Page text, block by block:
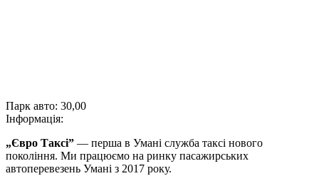
Парк авто: 30,00
Інформація:
„Євро Таксі” — перша в Умані служба таксі нового
покоління. Ми працюємо на ринку пасажирських
автоперевезень Умані з 2017 року.